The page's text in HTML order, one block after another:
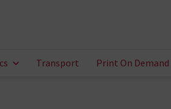
Transport Print On Demand